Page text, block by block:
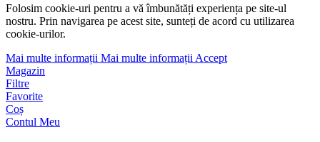
Folosim cookie-uri pentru a vă îmbunătăți experiența pe site-ul
nostru. Prin navigarea pe acest site, sunteți de acord cu utilizarea
cookie-urilor.
Mai multe informații Mai multe informații Accept
Magazin
Filtre
Favorite
Coș
Contul Meu